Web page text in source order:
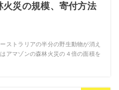
災の規模、寄付方法
ストラリアの半分の野生動物が消え
アマゾンの森林火災の４倍の面積を